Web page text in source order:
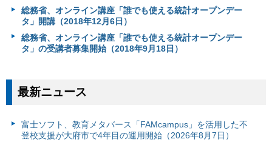
総務省、オンライン講座「誰でも使える統計オープンデー
タ」開講（2018年12月6日）
総務省、オンライン講座「誰でも使える統計オープンデー
タ」の受講者募集開始（2018年9月18日）
最新ニュース
富⼠ソフト、教育メタバース「FAMcampus」を活用した不
登校支援が大府市で4年目の運用開始（2026年8月7日）